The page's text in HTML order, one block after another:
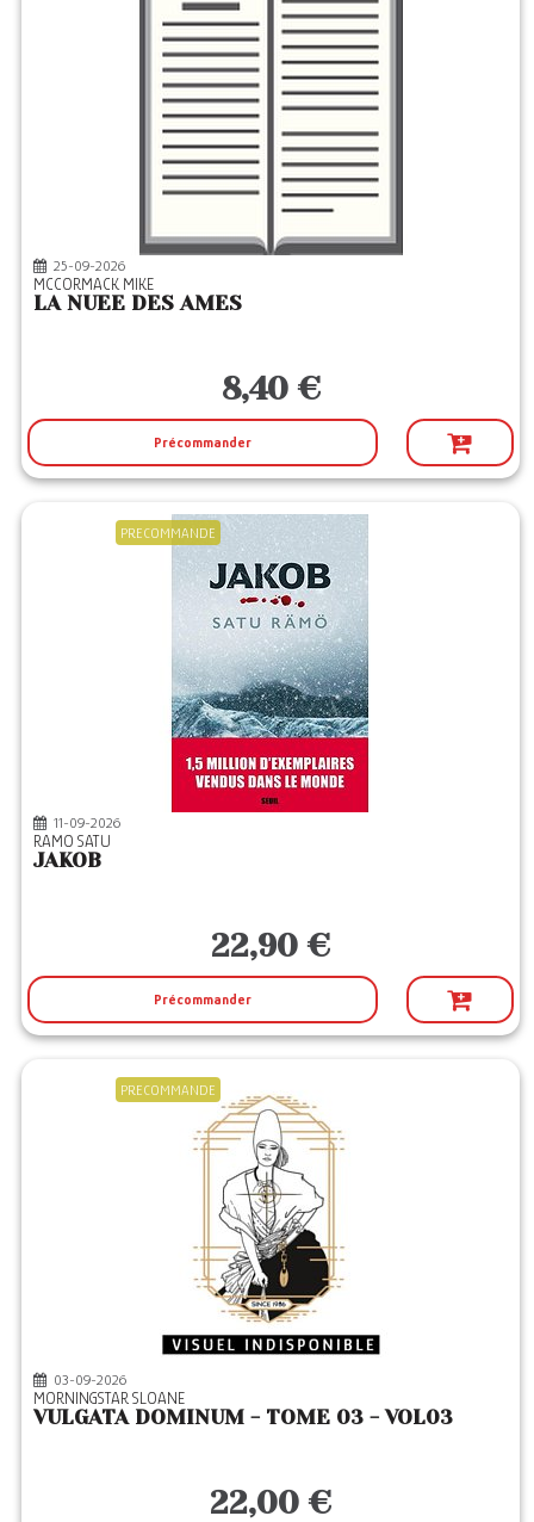
25-09-2026
MCCORMACK MIKE
LA NUEE DES AMES
8,40 €
Précommander
PRECOMMANDE
11-09-2026
RAMO SATU
JAKOB
22,90 €
Précommander
PRECOMMANDE
03-09-2026
MORNINGSTAR SLOANE
VULGATA DOMINUM - TOME 03 - VOL03
22,00 €